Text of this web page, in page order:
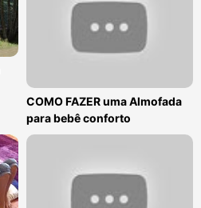
COMO FAZER uma Almofada
para bebê conforto